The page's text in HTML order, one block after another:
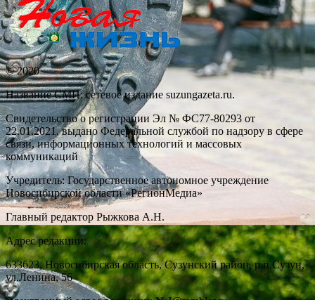
© 2020
Название СМИ: cетевое издание suzungazeta.ru.
Свидетельство о регистрации Эл № ФС77-80293 от
22.01.2021, выдано Федеральной службой по надзору в сфере
связи, информационных технологий и массовых
коммуникаций
Учредитель: Государственное автономное учреждение
Новосибирской области «РегионМедиа»
Главный редактор Рыжкова А.Н.
Адрес редакции:
633623, Новосибирская область, Сузунский район, р.п.Сузун,
ул.Ленина, 56